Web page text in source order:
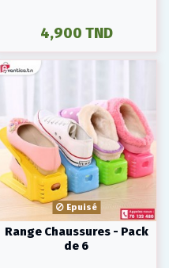
4,900 TND
Epuisé
Range Chaussures - Pack
de 6